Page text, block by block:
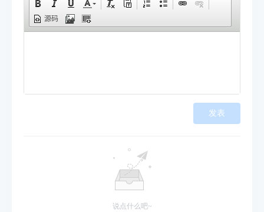
源码
发表
说点什么吧~